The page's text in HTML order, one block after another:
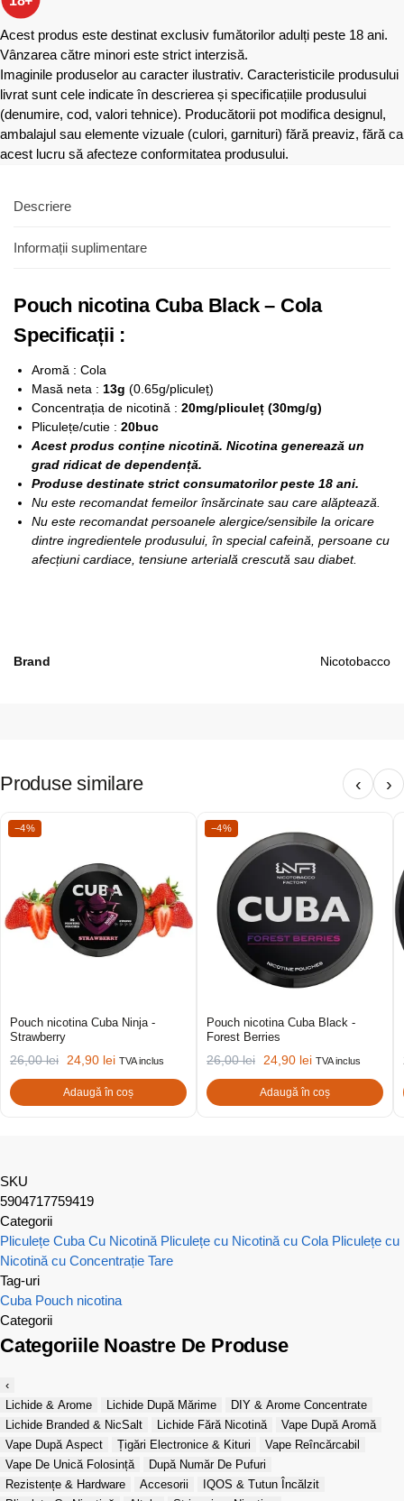
Acest produs este destinat exclusiv fumătorilor adulți peste 18 ani.
Vânzarea către minori este strict interzisă.
Imaginile produselor au caracter ilustrativ. Caracteristicile produsului
livrat sunt cele indicate în descrierea și specificațiile produsului
(denumire, cod, valori tehnice). Producătorii pot modifica designul,
ambalajul sau elemente vizuale (culori, garnituri) fără preaviz, fără ca
acest lucru să afecteze conformitatea produsului.
Descriere
Informații suplimentare
Pouch nicotina Cuba Black – Cola
Specificații :
Aromă : Cola
Masă neta : 13g (0.65g/pliculeț)
Concentrația de nicotină : 20mg/pliculeț (30mg/g)
Pliculețe/cutie : 20buc
Acest produs conține nicotină. Nicotina generează un
grad ridicat de dependență.
Produse destinate strict consumatorilor peste 18 ani.
Nu este recomandat femeilor însărcinate sau care alăptează.
Nu este recomandat persoanele alergice/sensibile la oricare
dintre ingredientele produsului, în special cafeină, persoane cu
afecțiuni cardiace, tensiune arterială crescută sau diabet.
Brand Nicotobacco
Produse similare ‹ ›
−4%
Pouch nicotina Cuba Ninja -
Strawberry
26,00lei 24,90 lei TVA inclus
Adaugă în coș
−4%
Pouch nicotina Cuba Black -
Forest Berries
26,00lei 24,90 lei TVA inclus
Adaugă în coș
SKU
5904717759419
Categorii
Pliculețe Cuba Cu Nicotină Pliculețe cu Nicotină cu Cola Pliculețe cu
Nicotină cu Concentrație Tare
Tag-uri
Cuba Pouch nicotina
Categorii
Categoriile Noastre De Produse
‹
Lichide & Arome
Lichide După Mărime
DIY & Arome Concentrate
Lichide Branded & NicSalt
Lichide Fără Nicotină
Vape După Aromă
Vape După Aspect
Țigări Electronice & Kituri
Vape Reîncărcabil
Vape De Unică Folosință
După Număr De Pufuri
Rezistențe & Hardware
Accesorii
IQOS & Tutun Încălzit